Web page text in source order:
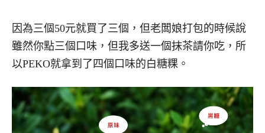
因為三個50元就買了三個，但老闆娘打包的時候說
雖然你點三個口味，但我多送一個抹茶請你吃，所
以PEKO就拿到了四個口味的白糖粿。